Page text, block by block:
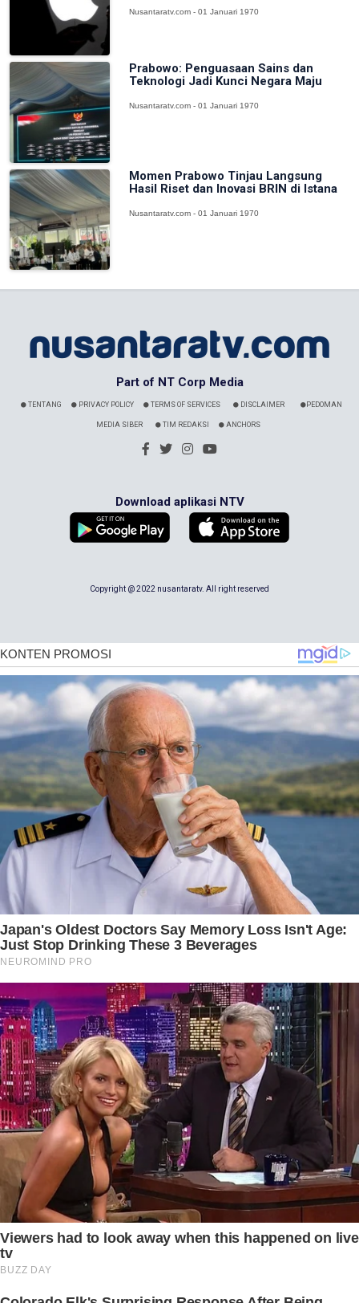
Nusantaratv.com - 01 Januari 1970
Prabowo: Penguasaan Sains dan
Teknologi Jadi Kunci Negara Maju
Nusantaratv.com - 01 Januari 1970
Momen Prabowo Tinjau Langsung
Hasil Riset dan Inovasi BRIN di Istana
Nusantaratv.com - 01 Januari 1970
Part of NT Corp Media
TENTANG PRIVACY POLICY TERMS OF SERVICES DISCLAIMER PEDOMAN
MEDIA SIBER TIM REDAKSI ANCHORS
Download aplikasi NTV
Copyright @ 2022 nusantaratv. All right reserved